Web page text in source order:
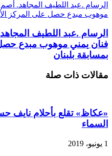
الرسام .عبد اللطيف المجاهد.
موهوب مبدع حصل على المركز
الرسام .عبد اللطيف
فنان يمني موهوب مبدع
بمسابقة بلبنان
مقالات ذات صلة
«عكاظ» تقلع بأحلام نايف
السماء
1 يونيو، 2019